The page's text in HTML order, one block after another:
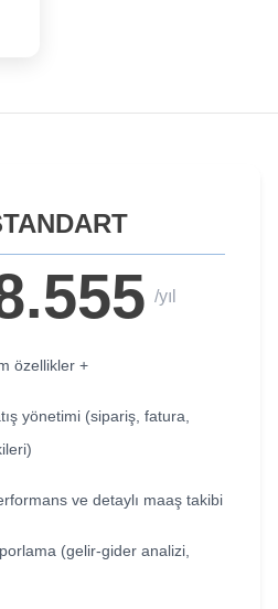
/yıl
özellikler +
yönetimi (sipariş, fatura,
ve detaylı maaş takibi
(gelir-gider analizi,